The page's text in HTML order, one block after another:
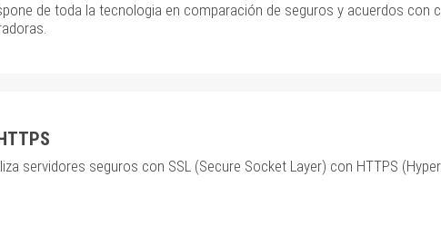
de toda la tecnologia en comparación de seguros y acuerdos
servidores seguros con SSL (Secure Socket Layer) con HTTPS